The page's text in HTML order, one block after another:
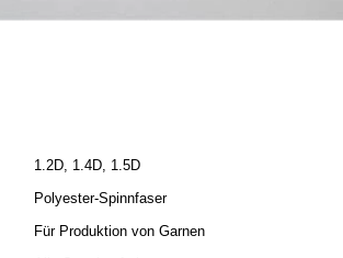
1.2D, 1.4D, 1.5D
Polyester-Spinnfaser
Für Produktion von Garnen